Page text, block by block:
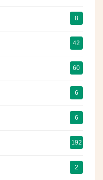
8
42
60
6
6
192
2